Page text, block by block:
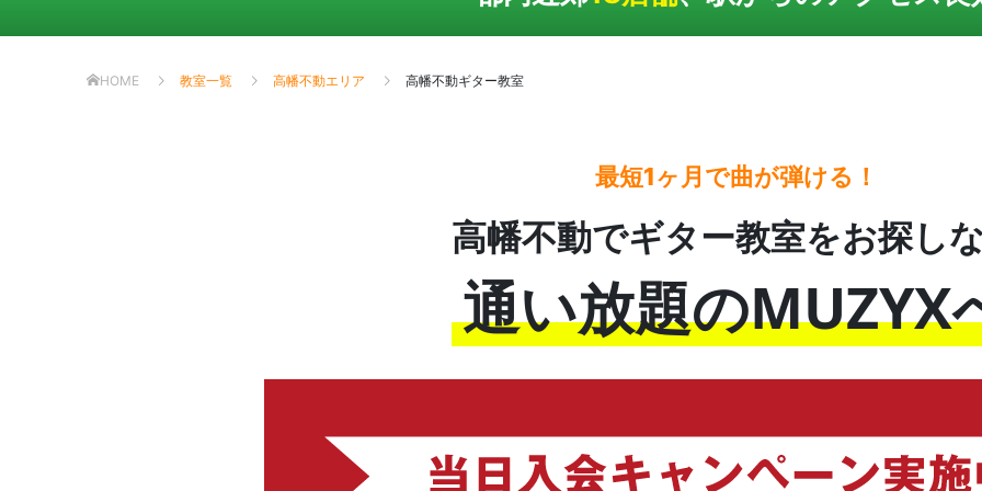
HOME 教室一覧 高幡不動エリア 高幡不動ギター教室
最短1ヶ月で曲が弾ける！
高幡不動でギター教室をお探し
通い放題のMUZYX